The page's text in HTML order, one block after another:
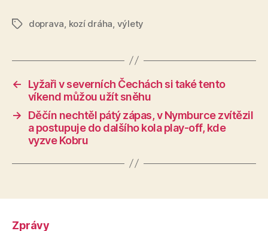
Štítkydoprava, kozí dráha, výlety
←
Lyžaři v severních Čechách si také tento
víkend můžou užít sněhu
→
Děčín nechtěl pátý zápas, v Nymburce zvítězil
a postupuje do dalšího kola play-off, kde
vyzve Kobru
Zprávy